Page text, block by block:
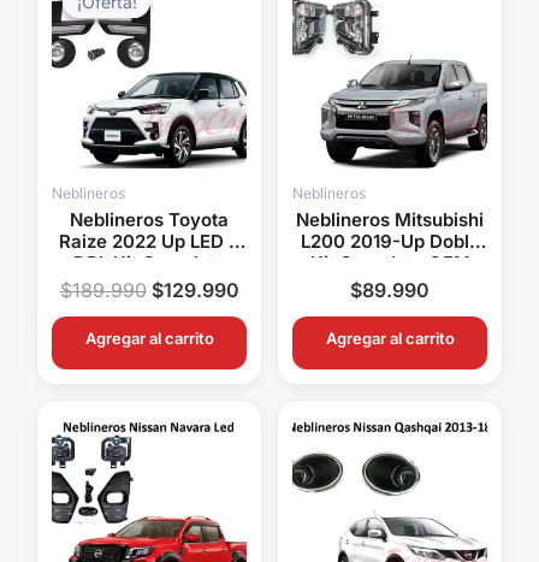
Neblineros
Neblineros Toyota
Raize 2022 Up LED +
DRL Kit Completo
OEM con Intermitente
y Sensores
$189.990
era:
$129.990
actual
Agregar al carrito
Neblineros
Neblineros Mitsubishi
L200 2019-Up Doble
Kit Completo OEM
Con Switch y Relay
$89.990
Agregar al carrito